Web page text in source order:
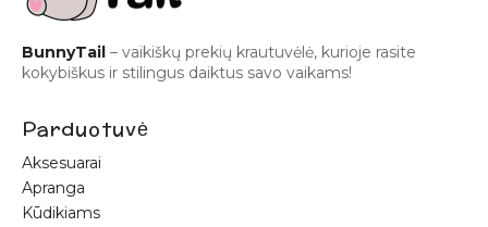
BunnyTail – vaikiškų prekių krautuvėlė, kurioje rasite
kokybiškus ir stilingus daiktus savo vaikams!
Parduotuvė
Aksesuarai
Apranga
Kūdikiams